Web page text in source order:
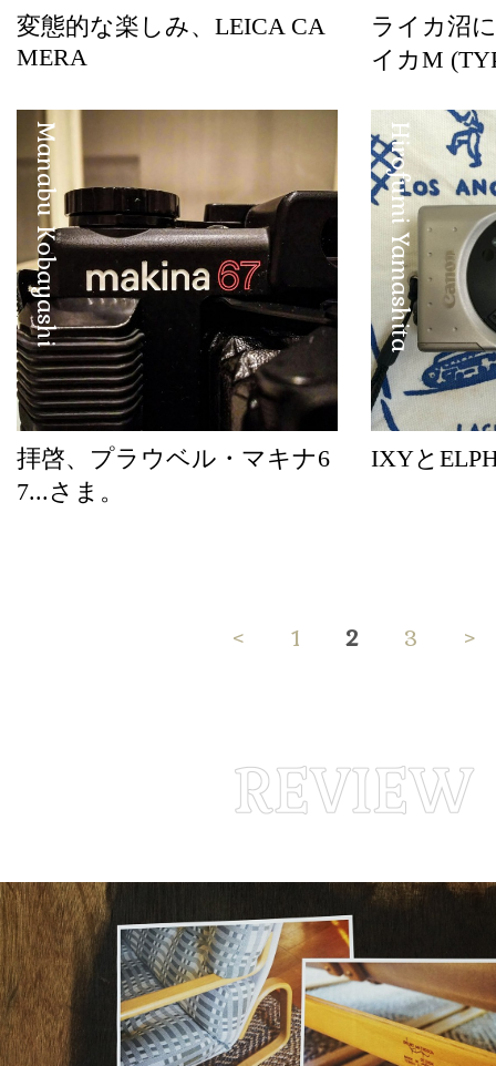
変態的な楽しみ、LEICA CA
MERA
ライカ沼
イカM
Manabu Kobayashi
拝啓、プラウベル・マキナ6
7...さま。
Hirofumi Yamashita
IXYと
< 1 2 3 >